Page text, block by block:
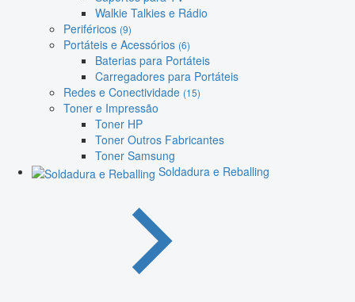
Walkie Talkies e Rádio
Periféricos (9)
Portáteis e Acessórios (6)
Baterias para Portáteis
Carregadores para Portáteis
Redes e Conectividade (15)
Toner e Impressão
Toner HP
Toner Outros Fabricantes
Toner Samsung
Soldadura e Reballing